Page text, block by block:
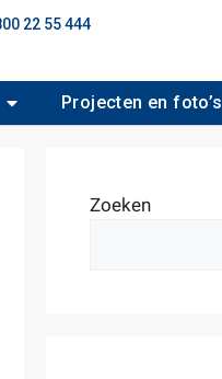
22 55 444
Projecten en foto’s
Zoeken